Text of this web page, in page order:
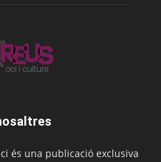
és una publicació exclusiva